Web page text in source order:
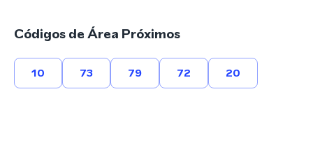
Códigos de Área Próximos
10 73 79 72 20